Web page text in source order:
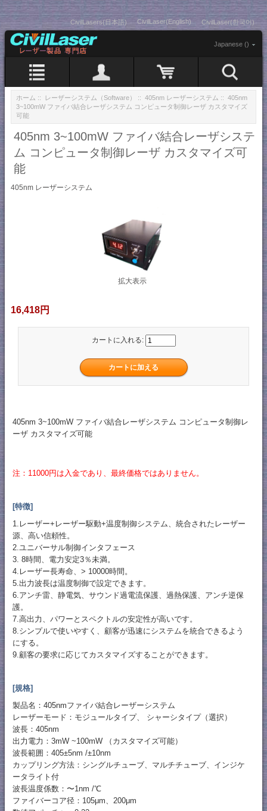
CivilLasers(日本語) CivilLaser(English) CivilLaser(한국어)
Japanese ()
ホーム :: レーザーシステム（Software） :: 405nm レーザーシステム :: 405nm
3~100mW ファイバ結合レーザシステム コンピュータ制御レーザ カスタマイズ
可能
405nm 3~100mW ファイバ結合レーザシステ
ム コンピュータ制御レーザ カスタマイズ可
能
405nm レーザーシステム
拡大表示
16,418円
カートに入れる:
405nm 3~100mW ファイバ結合レーザシステム コンピュータ制御レ
ーザ カスタマイズ可能
注：11000円は入金であり、最終価格ではありません。
[特徴]
1.レーザー+レーザー駆動+温度制御システム、統合されたレーザー
源、高い信頼性。
2.ユニバーサル制御インタフェース
3. 8時間、電力安定3％未満。
4.レーザー長寿命、> 10000時間。
5.出力波長は温度制御で設定できます。
6.アンチ雷、静電気、サウンド過電流保護、過熱保護、アンチ逆保
護。
7.高出力、パワーとスペクトルの安定性が高いです。
8.シンプルで使いやすく、顧客が迅速にシステムを統合できるよう
にする。
9.顧客の要求に応じてカスタマイズすることができます。
[規格]
製品名：405nmファイバ結合レーザーシステム
レーザーモード：モジュールタイプ、 シャーシタイプ（選択）
波長：405nm
出力電力：3mW ~100mW （カスタマイズ可能）
波長範囲：405±5nm /±10nm
カップリング方法：シングルチューブ、マルチチューブ、インジケ
ータライト付
波長温度係数：〜1nm /℃
ファイバーコア径：105μm、200μm